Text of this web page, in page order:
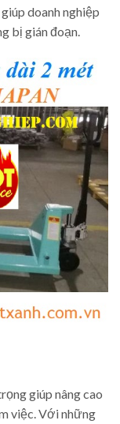
doanh nghiệp
bị gián đoạn.
giúp nâng cao
việc. Với những